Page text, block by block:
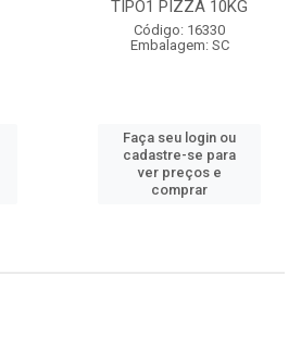
TIPO1 PIZZA 10KG
Código: 16330
Embalagem: SC
Faça seu login ou
cadastre-se para
ver preços e
comprar